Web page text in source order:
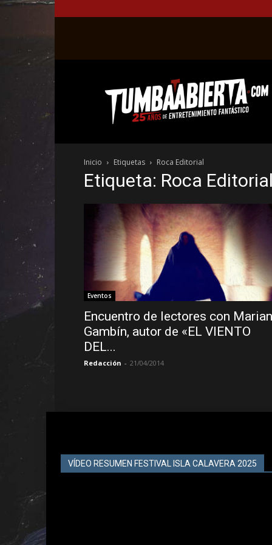
web
del
entretenimiento
el
género
fantástico.
Inicio Etiquetas Roca Editorial
Etiqueta: Roca
Eventos
Encuentro de lectores con
Gambín, autor de «EL VIENTO
DEL...
Redacción - 21/04/2014
VÍDEO RESUMEN FESTIVAL ISLA CALAVERA 2025